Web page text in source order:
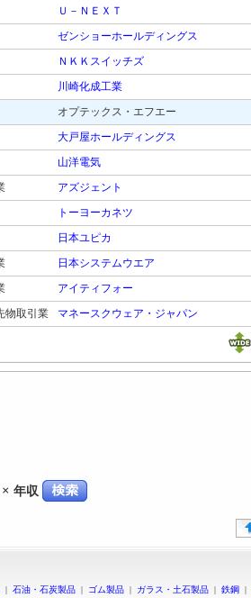
Ｕ－ＮＥＸＴ
ゼンショーホールディングス
ＮＫＫスイッチズ
川崎化成工業
オプテックス・エフエー
大戸屋ホールディングス
山洋電気
アズジェント
トーヨーカネツ
日本ユピカ
日本システムウエア
アイティフォー
物取引業
マネースクウェア・ジャパン
× 年収
| 石油・石炭製品 | ゴム製品 | ガラス・土石製品 | 鉄鋼 |